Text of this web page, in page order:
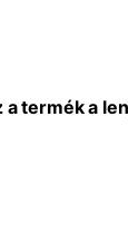
a termék a